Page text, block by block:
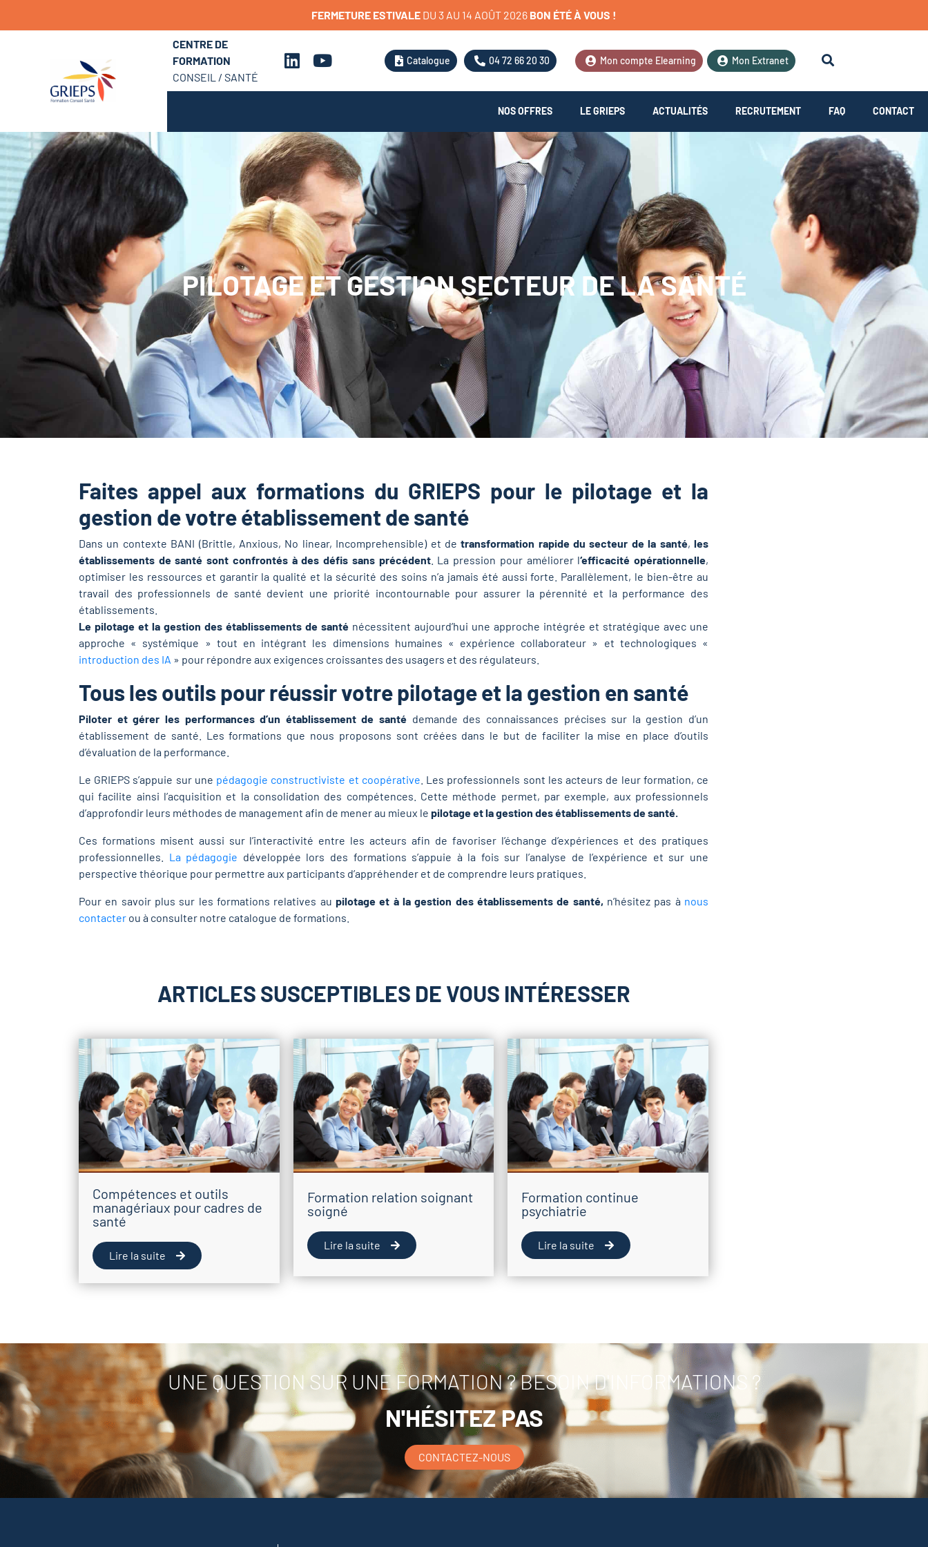
FERMETURE ESTIVALE DU 3 AU 14 AOÛT 2026 BON ÉTÉÀ VOUS !
CENTRE DE
FORMATION
CONSEIL / SANTÉ
Catalogue 04 72 66 20 30 Mon compte Elearning Mon Extranet
NOS OFFRES LE GRIEPS ACTUALITÉS RECRUTEMENT FAQ CONTACT
PILOTAGE ET GESTION SECTEUR DE LA SANTÉ
Faites appel aux formations du GRIEPS pour le pilotage et la
gestion de votre établissement de santé
Dans un contexte BANI (Brittle, Anxious, No linear, Incomprehensible) et detransformation rapide du secteur de la santé, les
établissements de santé sont confrontés à des défis sans précédent. La pression pour améliorer l‘efficacité opérationnelle,
optimiser les ressources et garantir la qualité et la sécurité des soins n’a jamais été aussi forte. Parallèlement, le bien-être au
travail des professionnels de santé devient une priorité incontournable pour assurer la pérennité et la performance des
établissements.
Le pilotage et la gestion des établissements de santé nécessitent aujourd’hui une approche intégrée et stratégique avec une
approche « systémique » tout en intégrant les dimensions humaines « expérience collaborateur » et technologiques «
introduction des IA » pour répondre aux exigences croissantes des usagers et des régulateurs.
Tous les outils pour réussir votre pilotage et la gestion en santé
Piloter et gérer les performances d’un établissement de santé demande des connaissances précises sur la gestion d’un
établissement de santé. Les formations que nous proposons sont créées dans le but de faciliter la mise en place d’outils
d’évaluation de la performance.
Le GRIEPS s’appuie sur une pédagogie constructiviste et coopérative . Les professionnels sont les acteurs de leur formation, ce
qui facilite ainsi l’acquisition et la consolidation des compétences. Cette méthode permet, par exemple, aux professionnels
d’approfondir leurs méthodes de management afin de mener au mieux le pilotage et la gestion des établissements de santé.
Ces formations misent aussi sur l’interactivité entre les acteurs afin de favoriser l’échange d’expériences et des pratiques
professionnelles. La pédagogie développée lors des formations s’appuie à la fois sur l’analyse de l’expérience et sur une
perspective théorique pour permettre aux participants d’appréhender et de comprendre leurs pratiques.
Pour en savoir plus sur les formations relatives au pilotage et à la gestion des établissements de santé, n’hésitez pas à nous
contacter ou à consulter notre catalogue de formations.
ARTICLES SUSCEPTIBLES DE VOUS INTÉRESSER
Compétences et outils
managériaux pour cadres de
santé
Lire la suite
Formation relation soignant
soigné
Lire la suite
Formation continue
psychiatrie
Lire la suite
UNE QUESTION SUR UNE FORMATION ? BESOIN D'INFORMATIONS ?
N'HÉSITEZ PAS
CONTACTEZ-NOUS